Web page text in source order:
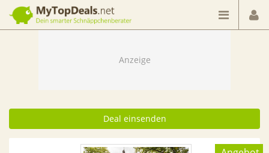
Dein smarter Schnäppchenberater
Deal einsenden